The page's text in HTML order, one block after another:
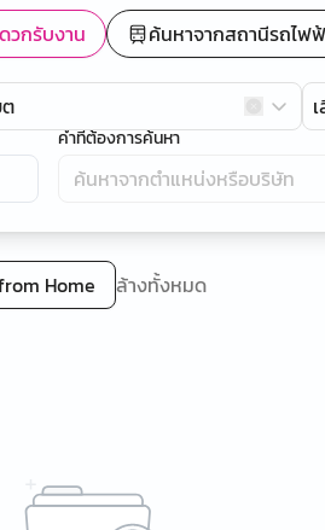
วกรับงาน ค้นหาจากสถานีรถไฟ
คำที่ต้องการค้นหา
Home ล้างทั้งหมด